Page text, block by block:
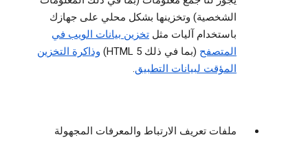
الشخصية) وتخزينها بشكل محلي على جهازك
باستخدام آليات مثل تخزين بيانات الويب في
المتصفح (بما في ذلك HTML 5)
وذاكرة التخزين
المؤقت لبيانات التطبيق.
ملفات تعريف الارتباط والمعرفات المجهولة